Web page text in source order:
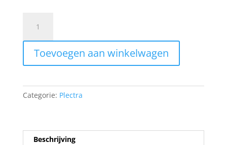
5
Ukelele
plectrums
Toevoegen aan winkelwagen
Categorie: Plectra
Beschrijving